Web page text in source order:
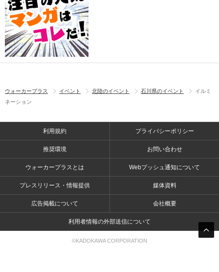
ウォーカープラス イベント 北陸のイベント 石川県のイベント
イルミ
ネーション
利用規約 プライバシーポリシー
推奨環境 お問い合わせ
ウォーカープラスとは Webプッシュ通知について
プレスリリース・情報提供 媒体資料
広告掲載について 会社概要
利用者情報の外部送信について
©KADOKAWA CORPORATION